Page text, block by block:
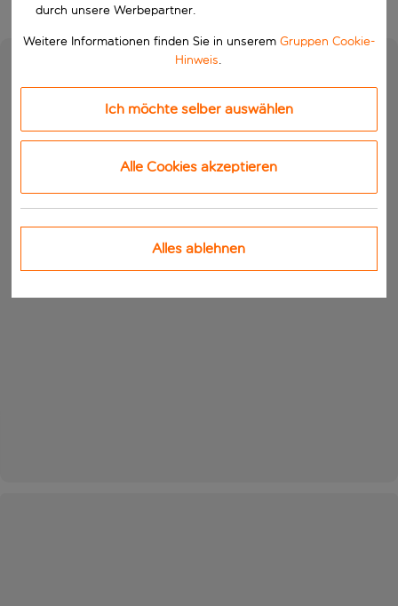
durch unsere Werbepartner.
Weitere Informationen finden Sie in unserem Gruppen Cookie-
Hinweis.
Ich möchte selber auswählen
Alle Cookies akzeptieren
Alles ablehnen